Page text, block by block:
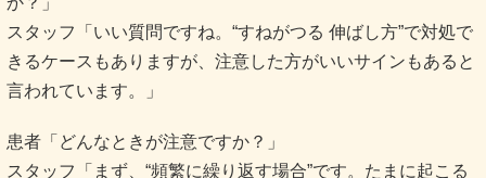
スタッフ「いい質問ですね。“すねがつる 伸ばし方”で対処で
きるケースもありますが、注意した方がいいサインもあると
言われています。」
患者「どんなときが注意ですか？」
スタッフ「まず、“頻繁に繰り返す場合”です。たまに起こる